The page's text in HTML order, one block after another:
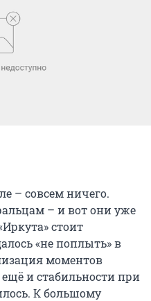
– совсем ничего.
– и вот они уже
стоит
«не поплыть» в
моментов
и стабильности при
К большому